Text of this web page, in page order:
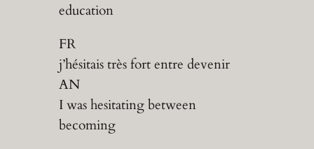
education
FR
j’hésitais très fort entre devenir
AN
I was hesitating between
becoming